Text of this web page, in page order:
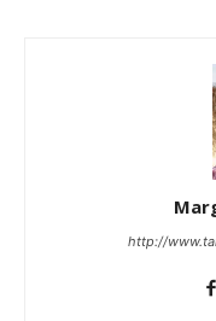
http://